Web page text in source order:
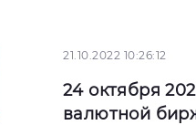
21.10.2022 10:26:12
24 октября
валютной